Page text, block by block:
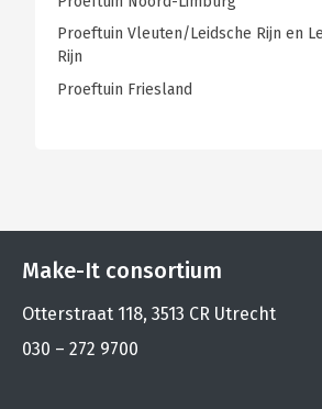
Proeftuin Vleuten/Leidsche Rijn en
Rijn
Proeftuin Friesland
Make-It consortium
Otterstraat 118, 3513 CR Utrecht
030 – 272 9700